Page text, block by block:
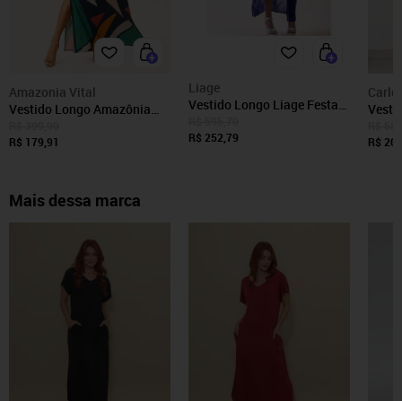
Amazonia Vital
Vestido Longo Amazônia
Manga Curta Geometrias do
R$ 179,91
Liage
Vestido Longo Liage Festa
Alça Azul Celeste
R$ 252,79
R$
Mais dessa marca